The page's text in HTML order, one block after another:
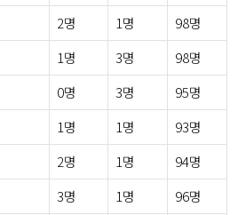
2명 1명
98명
1명 3명
98명
0명 3명
95명
1명 1명
93명
2명 1명
94명
3명 1명
96명